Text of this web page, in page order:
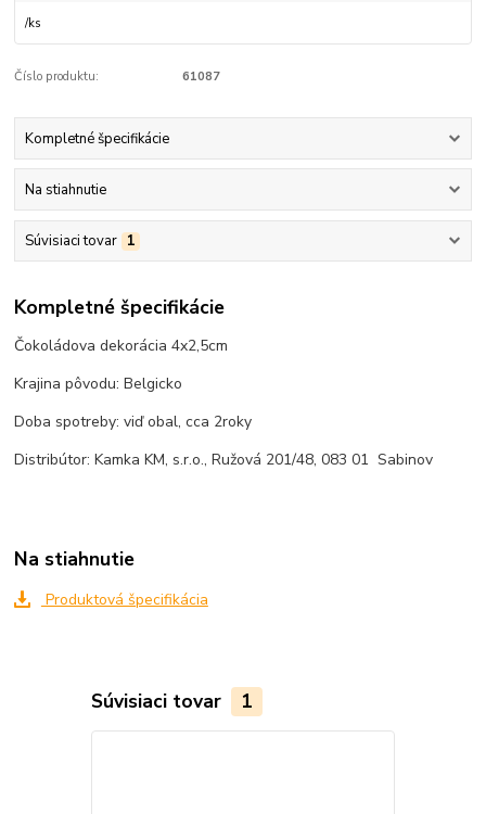
/ks
Číslo produktu: 61087
Kompletné špecifikácie
Na stiahnutie
Súvisiaci tovar 1
Kompletné špecifikácie
Čokoládova dekorácia 4x2,5cm
Krajina pôvodu: Belgicko
Doba spotreby: viď obal, cca 2roky
Distribútor: Kamka KM, s.r.o., Ružová 201/48, 083 01 Sabinov
Na stiahnutie
Produktová špecifikácia
Súvisiaci tovar 1